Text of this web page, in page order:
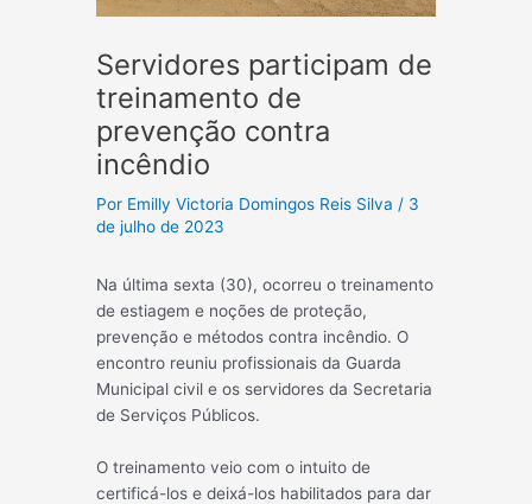
Servidores participam de
treinamento de
prevenção contra
incêndio
Por Emilly Victoria Domingos Reis Silva/ 3
de julho de 2023
Na última sexta (30), ocorreu o treinamento
de estiagem e noções de proteção,
prevenção e métodos contra incêndio. O
encontro reuniu profissionais da Guarda
Municipal civil e os servidores da Secretaria
de Serviços Públicos.
O treinamento veio com o intuito de
certificá-los e deixá-los habilitados para dar